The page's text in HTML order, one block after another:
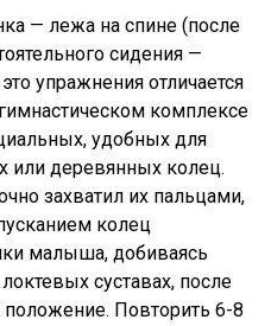
— лежа на спине (после
сидения —
упражнения отличается
комплексе
удобных для
или деревянных колец.
захватил их пальцами,
колец
малыша, добиваясь
суставах, после
положение. Повторить 6-8